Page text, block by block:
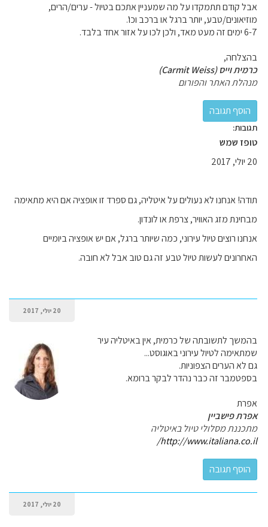
אבל קודם תתמקדו על מה שמעניין אתכם בטיול - ערים/הרים,
מוזיאונים/טבע, יותר ברגל או ברכב וכו'.
6-7 ימים זה מעט מאד, ולכן לכו על אזור אחד בלבד.
בהצלחה,
כרמית וייס (Carmit Weiss)
מנהלת האתר והפורום
תגובות:
טופז שמש
20 יולי, 2017
תודה! אנחנו לא נעולים על איטליה, גם ספרד זו אופציה אם היא מתאימה
מבחינת מזג האוויר, צרפת או לונדון.
אנחנו רוצים טיול עירוני, כמה שיותר ברגל, אם יש אופציה ביומיים
האחרונים לעשות טיול טבע זה גם טוב אבל לא חובה.
20 יולי, 2017
בהמשך לתשובתה של כרמית, אין באיטליה עיר
שמתאימה לטיול עירוני באוגוסט...
גם לא הערים הצפוניות.
בספטמבר זה כבר נהדר לבקר ברומא.
אפרת
אפרת פישביין
מתכננת מסלולי טיול באיטליה
http://www.italiana.co.il/
20 יולי, 2017